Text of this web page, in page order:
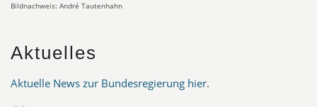
Bildnachweis: André Tautenhahn
Aktuelles
Aktuelle News zur Bundesregierung hier.